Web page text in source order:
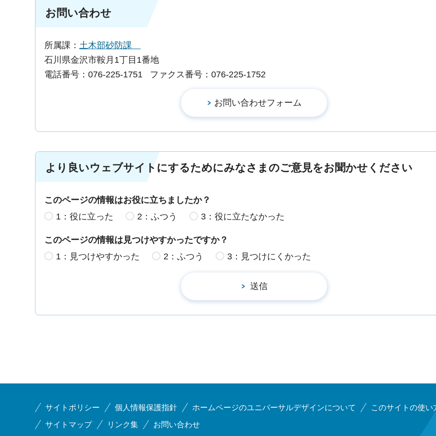
お問い合わせ
所属課： 土木部砂防課
石川県金沢市鞍月1丁目1番地
電話番号：076-225-1751
ファクス番号：076-225-1752
より良いウェブサイトにするためにみなさまのご意見をお聞かせください
このページの情報はお役に立ちましたか？
1：役に立った
2：ふつう 3：役に立たなかった
このページの情報は見つけやすかったですか？
1：見つけやすかった
2：ふつう 3：見つけにくかった
サイトポリシー 個人情報保護指針 ホームページのユニバーサルデザインについて このサイトの使い
サイトマップ リンク集 お問い合わせ